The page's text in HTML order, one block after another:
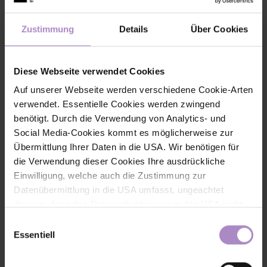
Zustimmung Details Über Cookies
Diese Webseite verwendet Cookies
Auf unserer Webseite werden verschiedene Cookie-Arten
verwendet. Essentielle Cookies werden zwingend
benötigt. Durch die Verwendung von Analytics- und
Social Media-Cookies kommt es möglicherweise zur
Übermittlung Ihrer Daten in die USA. Wir benötigen für
die Verwendung dieser Cookies Ihre ausdrückliche
Einwilligung, welche auch die Zustimmung zur
Datenübermittlung in die USA umfasst, ungeachtet
für die Rechte und Freiheiten der betroffenen Personen
nach sich ziehen kann. Die Einwilligung erteilen Sie
dadurch, dass Sie die ausgewählten Cookies durch
Essentiell